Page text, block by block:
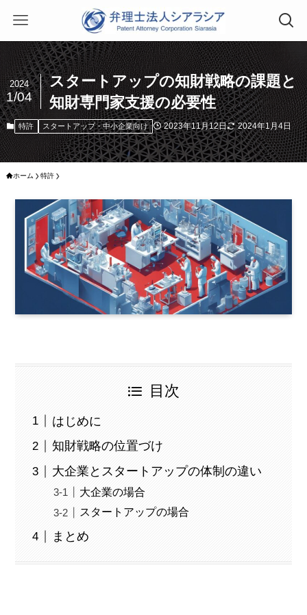
スタートアップの知財戦略の課題と
知財専門家支援の必要性
2024
1/04
特許 スタートアップ・中小企業向け 2023年11月12日 2024年1月4日
ホーム 特許
目次
はじめに
知財戦略の位置づけ
大企業とスタートアップの体制の違い
大企業の場合
スタートアップの場合
まとめ